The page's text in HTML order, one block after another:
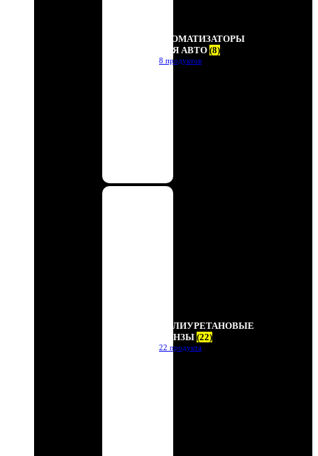
АРОМАТИЗАТОРЫ
ДЛЯ АВТО (8)
8 продуктов
ПОЛИУРЕТАНОВЫЕ
ЛИНЗЫ (22)
22 продукта